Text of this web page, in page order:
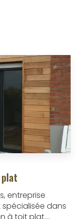
entreprise
spécialisée dans
à toit plat....